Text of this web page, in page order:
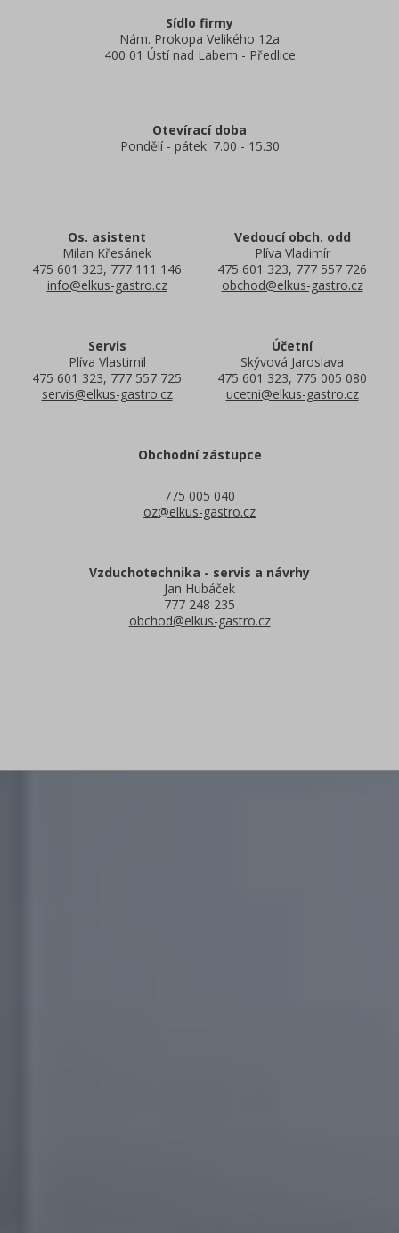
Sídlo firmy
Nám. Prokopa Velikého 12a
400 01 Ústí nad Labem - Předlice
Otevírací doba
Pondělí - pátek: 7.00 - 15.30
Os. asistent
Milan Křesánek
475 601 323, 777 111 146
info@elkus-gastro.cz
Vedoucí obch. odd
Plíva Vladimír
475 601 323, 777 557 726
obchod@elkus-gastro.cz
Servis
Plíva Vlastimil
475 601 323, 777 557 725
servis@elkus-gastro.cz
Účetní
Skývová Jaroslava
475 601 323, 775 005 080
ucetni@elkus-gastro.cz
Obchodní zástupce
775 005 040
oz@elkus-gastro.cz
Vzduchotechnika - servis a návrhy
Jan Hubáček
777 248 235
obchod@elkus-gastro.cz